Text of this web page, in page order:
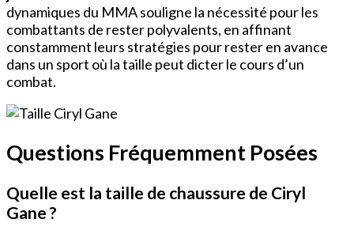
dynamiques du MMA souligne la nécessité pour les
combattants de rester polyvalents, en affinant
constamment leurs stratégies pour rester en avance
dans un sport où la taille peut dicter le cours d’un
combat.
Questions Fréquemment Posées
Quelle est la taille de chaussure de Ciryl
Gane ?